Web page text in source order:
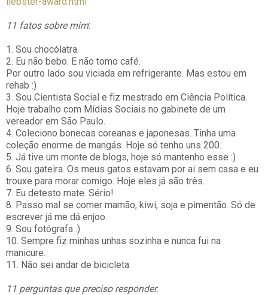
11 fatos sobre mim:
1. Sou chocólatra.
2. Eu não bebo. E não tomo café.
Por outro lado sou viciada em refrigerante. Mas estou em
rehab :)
3. Sou Cientista Social e fiz mestrado em Ciência Política.
Hoje trabalho com Mídias Sociais no gabinete de um
vereador em São Paulo.
4. Coleciono bonecas coreanas e japonesas. Tinha uma
coleção enorme de mangás. Hoje só tenho uns 200.
5. Já tive um monte de blogs, hoje só mantenho esse :)
6. Sou gateira. Os meus gatos estavam por ai sem casa e eu
trouxe para morar comigo. Hoje eles já são três.
7. Eu detesto mate. Sério!
8. Passo mal se comer mamão, kiwi, soja e pimentão. Só de
escrever já me dá enjoo.
9. Sou fotógrafa :)
10. Sempre fiz minhas unhas sozinha e nunca fui na
manicure.
11. Não sei andar de bicicleta.
11 perguntas que preciso responder: